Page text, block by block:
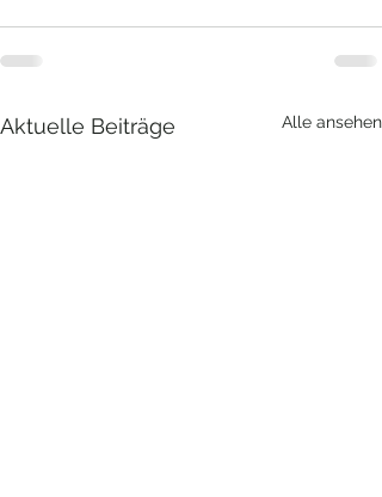
Aktuelle Beiträge Alle ansehen